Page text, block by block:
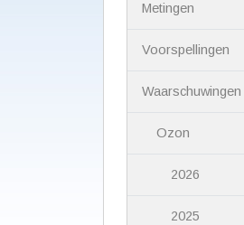
Metingen
Voorspellingen
Waarschuwingen
Ozon
2026
2025